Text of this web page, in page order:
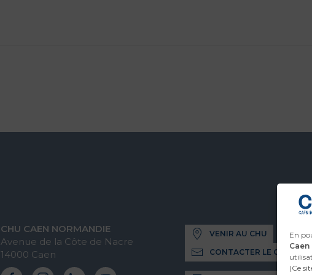
En
(Ce
CHU CAEN NORMANDIE
Avenue de la Côte de Nacre
14000 Caen
VENIR AU CHU
CONTACTER LE CHU